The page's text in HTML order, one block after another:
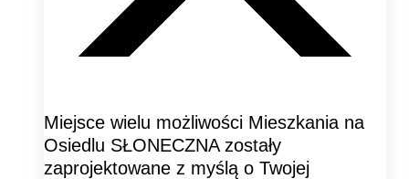
Miejsce wielu możliwości Mieszkania na
Osiedlu SŁONECZNA zostały
zaprojektowane z myślą o Twojej